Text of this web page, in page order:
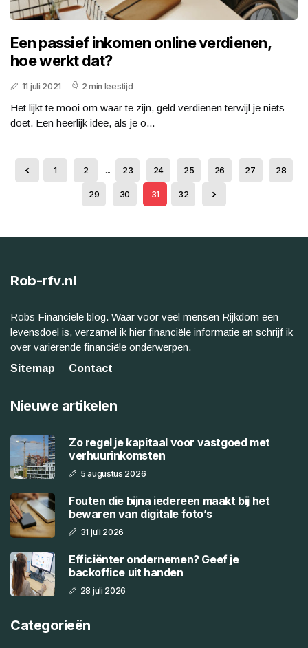
Een passief inkomen online verdienen,
hoe werkt dat?
11 juli 2021 2 min leestijd
Het lijkt te mooi om waar te zijn, geld verdienen terwijl je niets
doet. Een heerlijk idee, als je o...
1 2 ... 23 24 25 26 27 28
29 30 31 32
Rob-rfv.nl
Robs Financiele blog. Waar voor veel mensen Rijkdom een
levensdoel is, verzamel ik hier financiële informatie en schrijf ik
over variërende financiële onderwerpen.
Sitemap
Contact
Nieuwe artikelen
Zo regel je kapitaal voor vastgoed met
verhuurinkomsten
5 augustus 2026
Fouten die bijna iedereen maakt bij het
bewaren van digitale foto’s
31 juli 2026
Efficiënter ondernemen? Geef je
backoffice uit handen
28 juli 2026
Categorieën